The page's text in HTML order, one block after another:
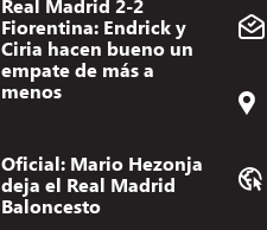
Real Madrid 2-2
Fiorentina: Endrick y
Ciria hacen bueno un
empate de más a
menos
Oficial: Mario Hezonja
deja el Real Madrid
Baloncesto